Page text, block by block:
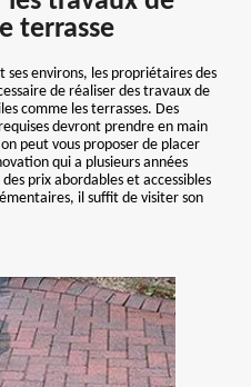
terrasse
ses environs, les propriétaires des
de réaliser des travaux de
comme les terrasses. Des
devront prendre en main
peut vous proposer de placer
qui a plusieurs années
prix abordables et accessibles
il suffit de visiter son